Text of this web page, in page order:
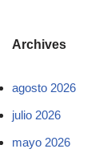
Archives
agosto 2026
julio 2026
mayo 2026